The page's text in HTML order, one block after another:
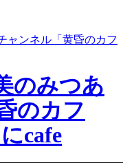
ンネル「黄昏のカフ
のみつあ
のカフ
cafe